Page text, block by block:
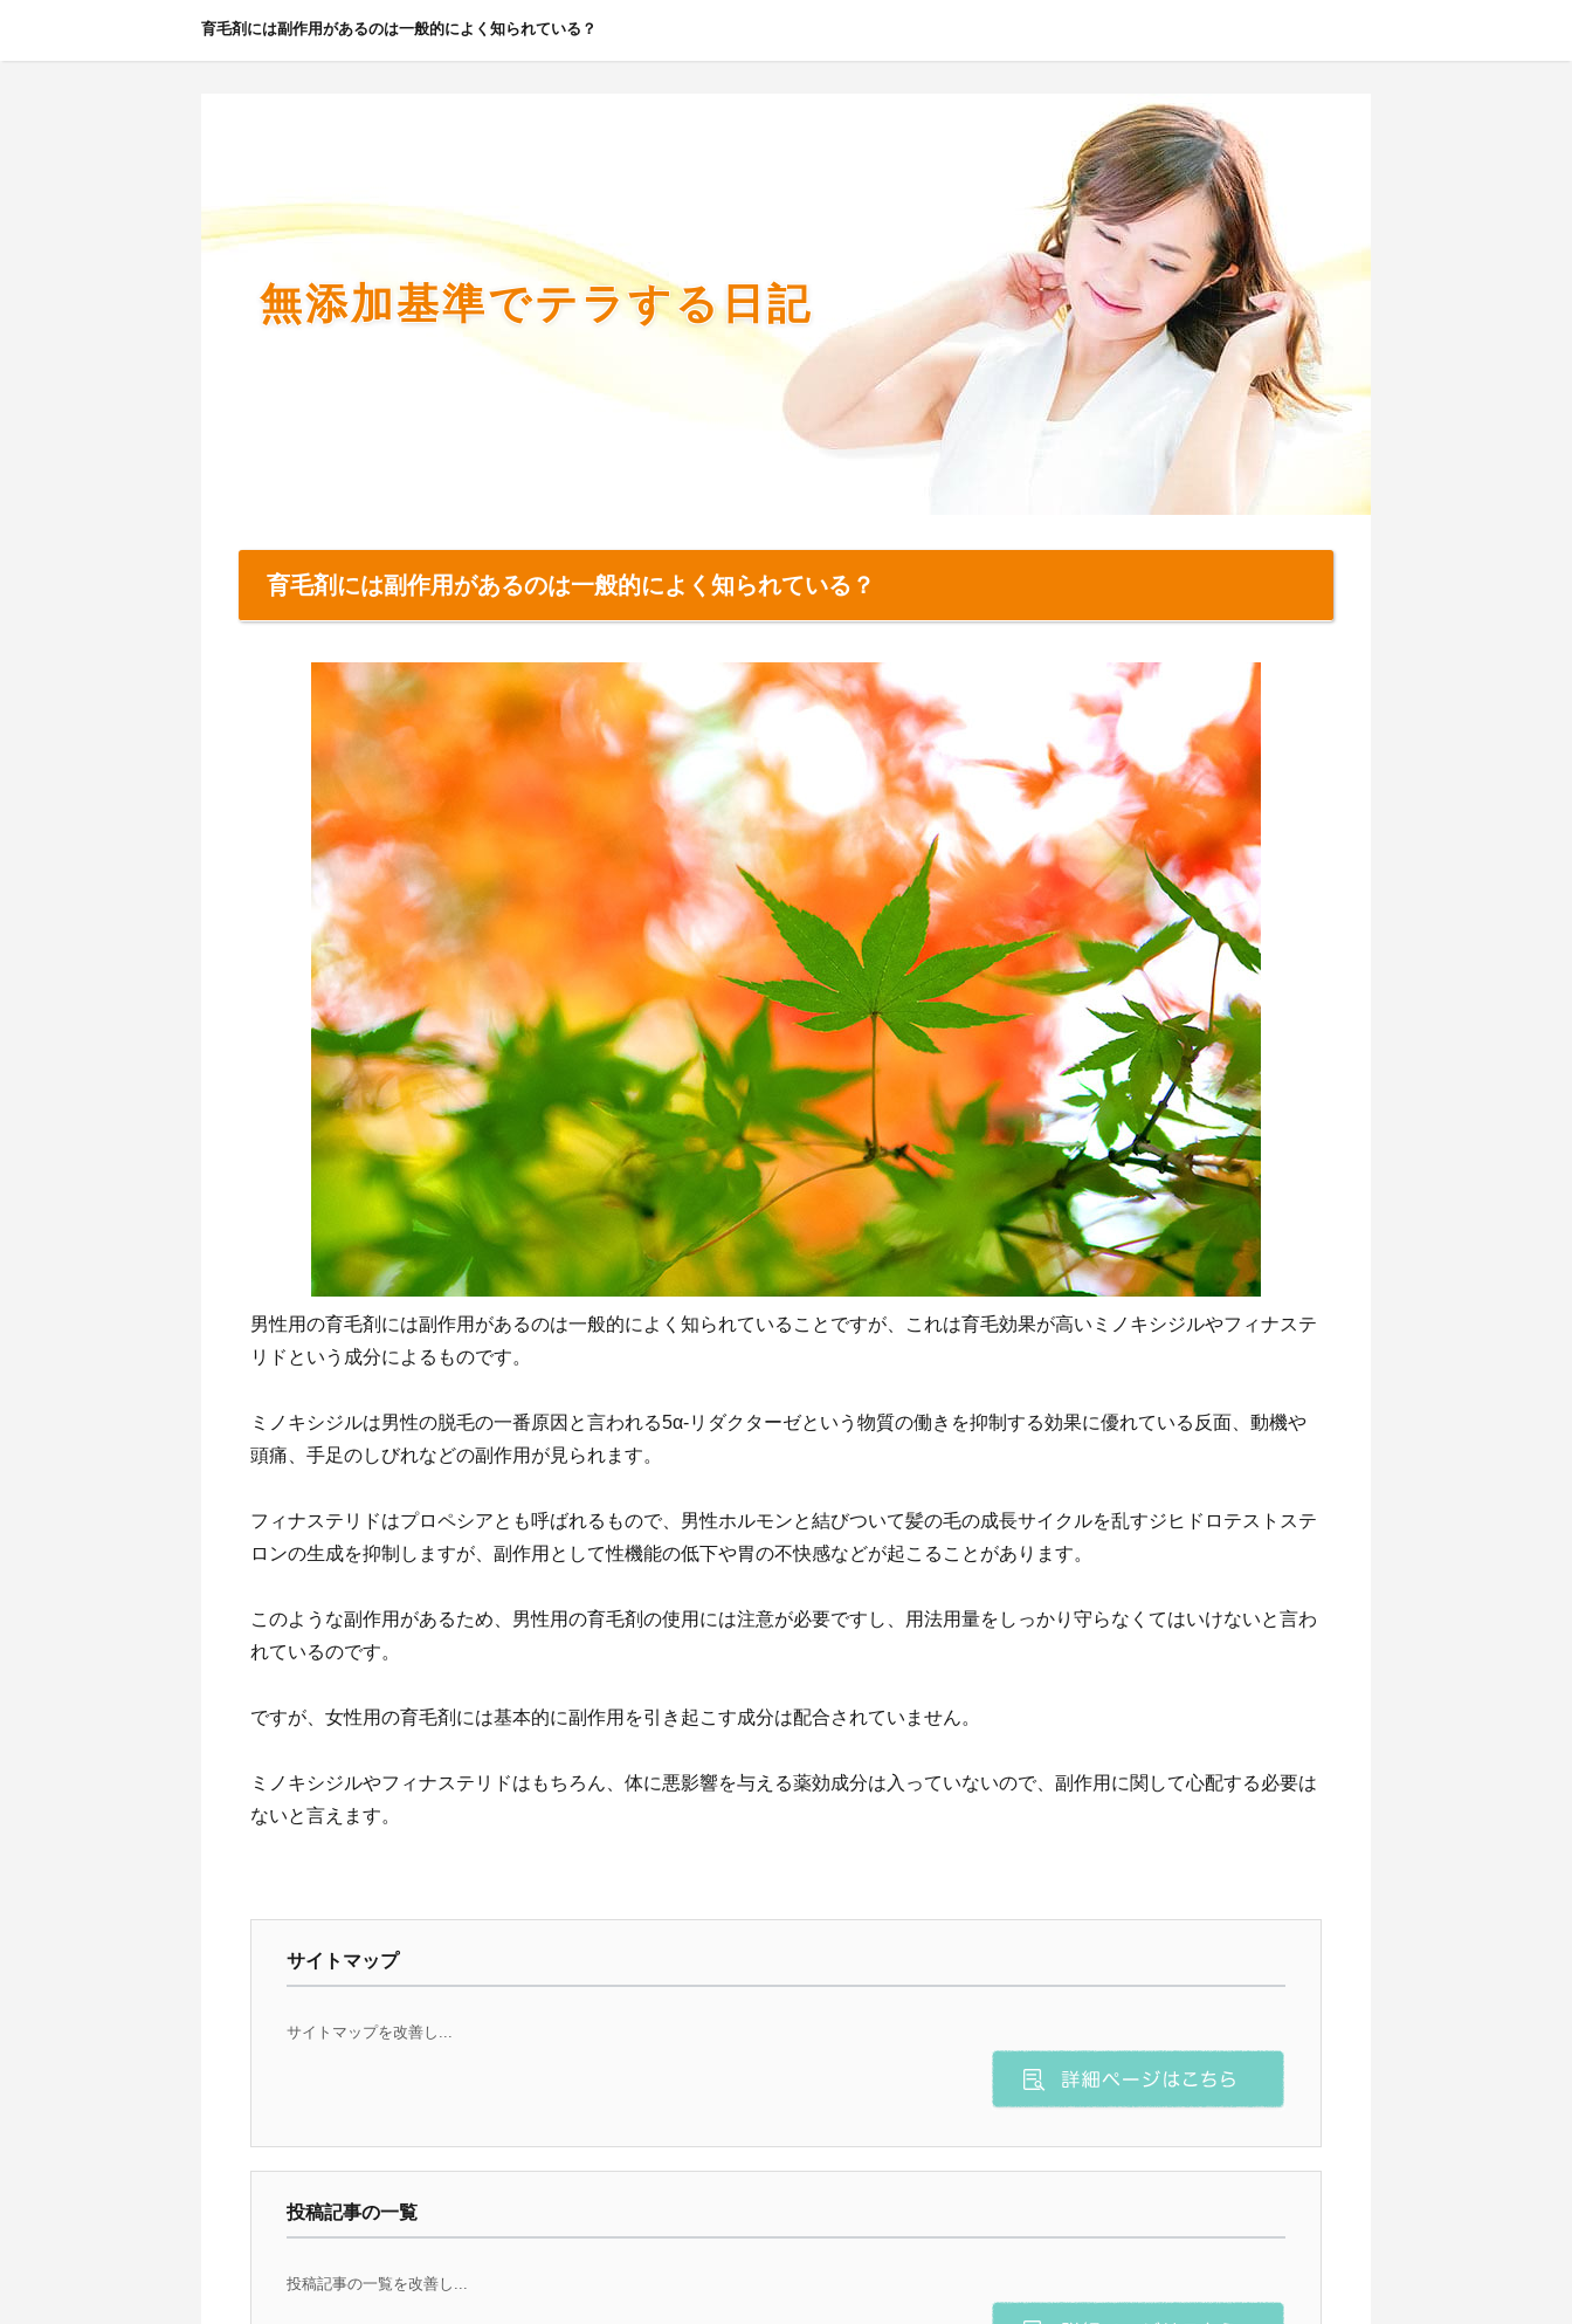
育毛剤には副作用があるのは一般的によく知られている？
無添加基準でテラする日記
育毛剤には副作用があるのは一般的によく知られている？
男性用の育毛剤には副作用があるのは一般的によく知られていることですが、これは育毛効果が高いミノキシジルやフィナステ
リドという成分によるものです。
ミノキシジルは男性の脱毛の一番原因と言われる5α-リダクターゼという物質の働きを抑制する効果に優れている反面、動機や
頭痛、手足のしびれなどの副作用が見られます。
フィナステリドはプロペシアとも呼ばれるもので、男性ホルモンと結びついて髪の毛の成長サイクルを乱すジヒドロテストステ
ロンの生成を抑制しますが、副作用として性機能の低下や胃の不快感などが起こることがあります。
このような副作用があるため、男性用の育毛剤の使用には注意が必要ですし、用法用量をしっかり守らなくてはいけないと言わ
れているのです。
ですが、女性用の育毛剤には基本的に副作用を引き起こす成分は配合されていません。
ミノキシジルやフィナステリドはもちろん、体に悪影響を与える薬効成分は入っていないので、副作用に関して心配する必要は
ないと言えます。
サイトマップ
サイトマップを改善し...
投稿記事の一覧
投稿記事の一覧を改善し...